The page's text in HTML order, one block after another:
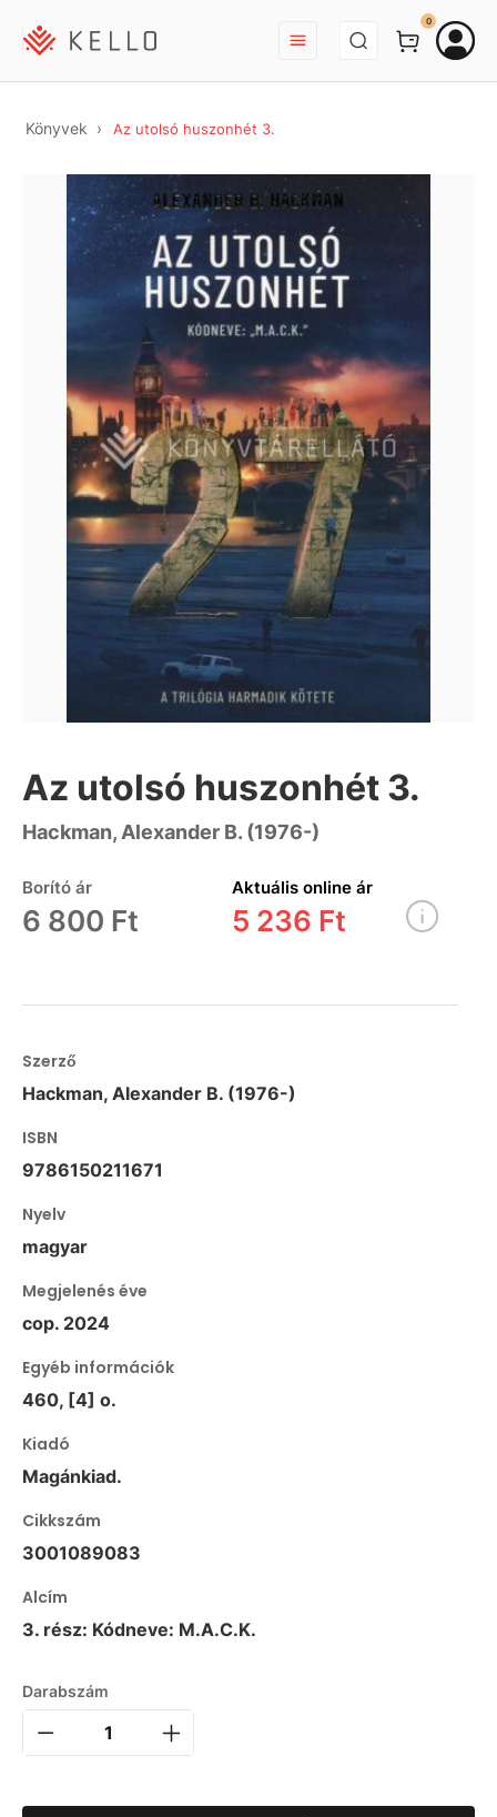
BEJELENTKEZÉS
0
Könyvek Az utolsó huszonhét 3.
Az utolsó huszonhét 3.
Hackman, Alexander B. (1976-)
Borító ár
6 800 Ft
Aktuális online ár
5 236 Ft
Szerző
Hackman, Alexander B. (1976-)
ISBN
9786150211671
Nyelv
magyar
Megjelenés éve
cop. 2024
Egyéb információk
460, [4] o.
Kiadó
Magánkiad.
Cikkszám
3001089083
Alcím
3. rész: Kódneve: M.A.C.K.
Darabszám